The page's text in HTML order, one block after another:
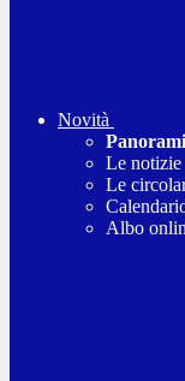
Novità
Le notizie
Le
Albo